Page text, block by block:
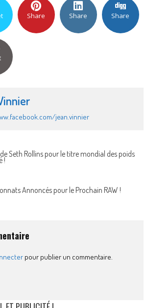
Share Share Share
jean.vinnier
Seth Rollins pour le titre mondial des poids
!
Annoncés pour le Prochain RAW !
pour publier un commentaire.